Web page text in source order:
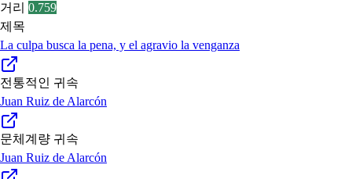
거리 0.759
제목
La culpa busca la pena, y el agravio la venganza
전통적인 귀속
Juan Ruiz de Alarcón
문체계량 귀속
Juan Ruiz de Alarcón